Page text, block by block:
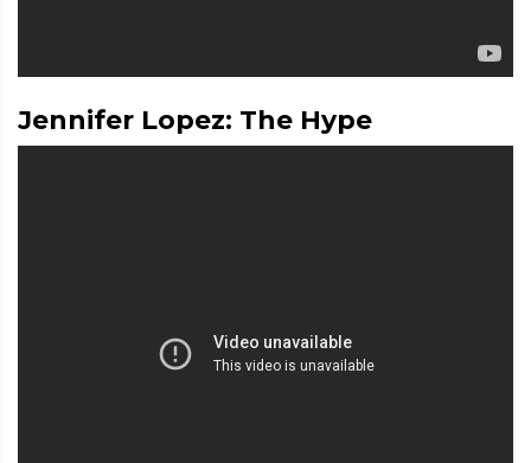
Jennifer Lopez: The Hype